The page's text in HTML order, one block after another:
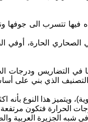
في التضاريس
هو التصنيف الذي بني
الحرارة فتكون